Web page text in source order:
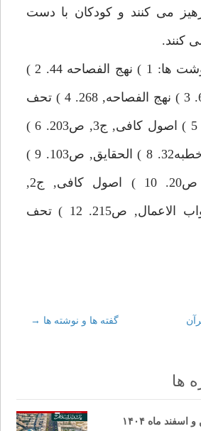
مى كنند و كودكان با دست
كنند.
پاورقي ها:پى نوشت ها: 1 ) نهج الفصاحه 44. 2 )
نهج الفصاحه, 67. 3 ) نهج الفصاحه, 268. 4 ) تحف
العقول, ص215. 5 ) اصول كافى, ج3, ص203. 6 )
خطبه 103. 7 ) خطبه32. 8 ) الحقايق, ص103. 9 )
خصال صدوق, ص20. 10 ) اصول كافى, ج2,
ص136. 11 ) ثواب الاعمال, ص215. 12 ) تحف
گفته ها و نوشته ها →
ها